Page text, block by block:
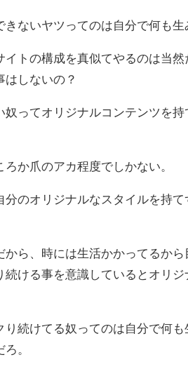
ないヤツってのは自分で何も生
トの構成を真似てやるのは当然
はしないの？
ってオリジナルコンテンツを
か爪のアカ程度でしかない。
のオリジナルなスタイルを持
から、時には生活かかってるか
ける事を意識しているとオリ
り続けてる奴ってのは自分で何
。